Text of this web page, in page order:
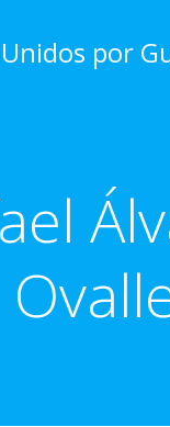
content
por